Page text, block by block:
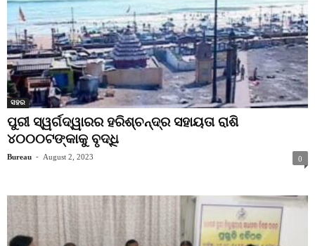
ସହର
ପୁରୀ ସ୍ୱର୍ଗଦ୍ୱାରର ହରିଶ୍ଚନ୍ଦ୍ର ସହାୟତା ରାଶି
୪୦୦୦ଟଙ୍କାକୁ ବୃଦ୍ଧି
Bureau - August 2, 2023 0